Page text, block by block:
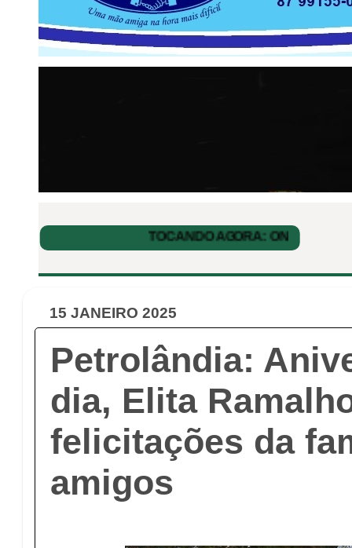
15 JANEIRO 2025
Petrolândia:
dia, Elita
felicitações da
amigos